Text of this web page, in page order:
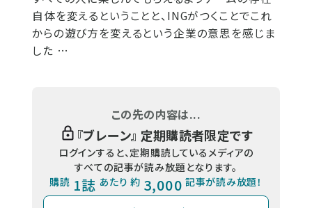
自体を変えるということと、INGがつくことでこれ
からの遊び方を変えるという企業の意思を感じま
した …
この先の内容は...
『ブレーン』 定期購読者限定です
ログインすると、定期購読しているメディアの
すべての記事が読み放題となります。
購読 1誌 あたり 約 3,000 記事が読み放題！